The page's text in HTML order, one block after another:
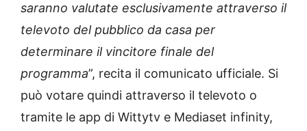
saranno valutate esclusivamente attraverso il
televoto del pubblico da casa per
determinare il vincitore finale del
programma”, recita il comunicato ufficiale. Si
può votare quindi attraverso il televoto o
tramite le app di Wittytv e Mediaset infinity,